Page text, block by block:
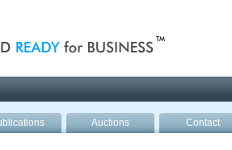
Auctions Contact